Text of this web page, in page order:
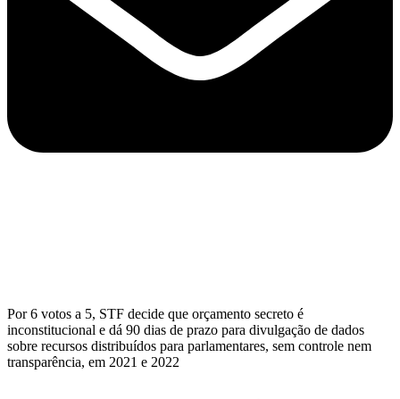
Por 6 votos a 5, STF decide que orçamento secreto é
inconstitucional e dá 90 dias de prazo para divulgação de dados
sobre recursos distribuídos para parlamentares, sem controle nem
transparência, em 2021 e 2022